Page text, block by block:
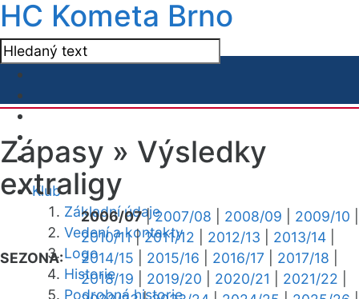
HC Kometa Brno
Klub
Základní údaje
Vedení a kontakty
Logo
Historie
Podrobná historie
Zápasy » Výsledky
extraligy
SEZONA:
2006/07|2007/08 2008/09 2009/10
2010/11|2011/12 2012/13 2013/14
2014/15
2015/16 2016/17 2017/18
2018/19
2019/20 2020/21 2021/22